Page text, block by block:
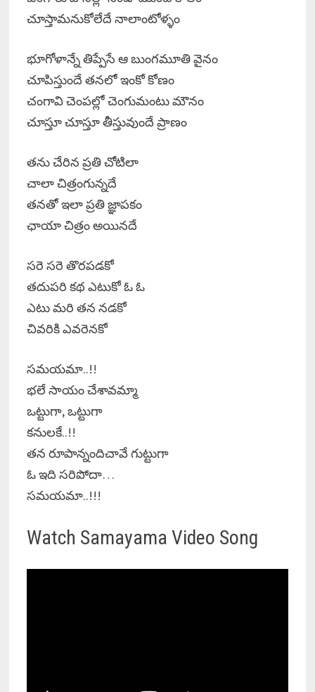
చూస్తామనుకోలేదే నాలాంటోళ్ళం
భూగోళాన్నే తిప్పేసే ఆ బుంగమూతి వైనం
చూపిస్తుందే తనలో ఇంకో కోణం
చంగావి చెంపల్లో చెంగుమంటు మౌనం
చూస్తూ చూస్తూ తీస్తువుందే ప్రాణం
తను చేరిన ప్రతి చోటిలా
చాలా చిత్రంగున్నదే
తనతో ఇలా ప్రతి జ్ఞాపకం
ఛాయా చిత్రం అయినదే
సరె సరె తొరపడకో
తదుపరి కథ ఎటుకో ఓ ఓ
ఎటు మరి తన నడకో
చివరికి ఎవరెనకో
సమయమా..!!
భలే సాయం చేశావమ్మా
ఒట్టుగా, ఒట్టుగా
కనులకే..!!
తన రూపాన్నందిచావే గుట్టుగా
ఓ ఇది సరిపోదా…
సమయమా..!!!
Watch Samayama Video Song